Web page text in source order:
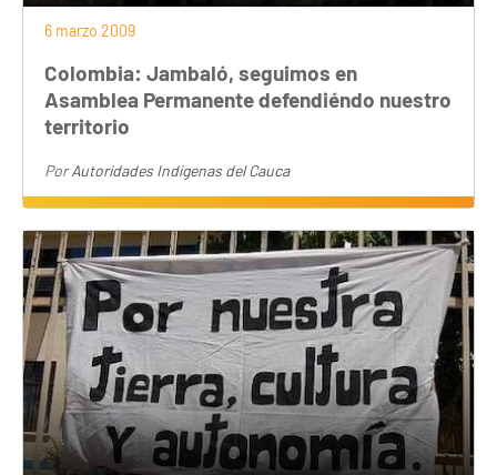
6 marzo 2009
Colombia: Jambaló, seguimos en
Asamblea Permanente defendiéndo nuestro
territorio
PorAutoridades Indígenas del Cauca